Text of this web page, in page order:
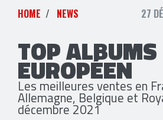
HOME NEWS 27
TOP ALBUMS
EUROPÉEN
Les meilleures ventes en
Allemagne, Belgique et
décembre 2021